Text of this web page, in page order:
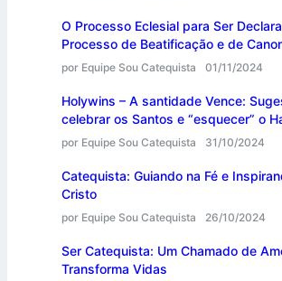
O Processo Eclesial para Ser
Processo de Beatificação e de
por Equipe Sou Catequista 01/11/2024
Holywins – A santidade Vence:
celebrar os Santos e “esquecer” o
por Equipe Sou Catequista 31/10/2024
Catequista: Guiando na Fé e
Cristo
por Equipe Sou Catequista 26/10/2024
Ser Catequista: Um Chamado de
Transforma Vidas